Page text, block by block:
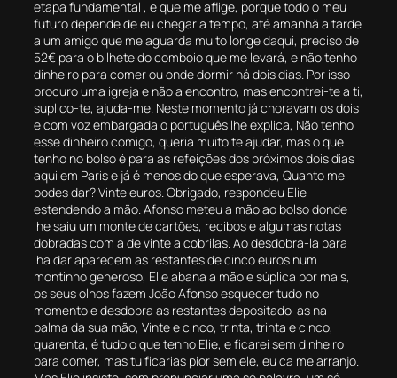
etapa fundamental , e que me aflige, porque todo o meu
futuro depende de eu chegar a tempo, até amanhã a tarde
a um amigo que me aguarda muito longe daqui, preciso de
52€ para o bilhete do comboio que me levará, e não tenho
dinheiro para comer ou onde dormir há dois dias. Por isso
procuro uma igreja e não a encontro, mas encontrei-te a ti,
suplico-te, ajuda-me. Neste momento já choravam os dois
e com voz embargada o português lhe explica, Não tenho
esse dinheiro comigo, queria muito te ajudar, mas o que
tenho no bolso é para as refeições dos próximos dois dias
aqui em Paris e já é menos do que esperava, Quanto me
podes dar? Vinte euros. Obrigado, respondeu Elie
estendendo a mão. Afonso meteu a mão ao bolso donde
lhe saiu um monte de cartões, recibos e algumas notas
dobradas com a de vinte a cobrilas. Ao desdobra-la para
lha dar aparecem as restantes de cinco euros num
montinho generoso, Elie abana a mão e súplica por mais,
os seus olhos fazem João Afonso esquecer tudo no
momento e desdobra as restantes depositado-as na
palma da sua mão, Vinte e cinco, trinta, trinta e cinco,
quarenta, é tudo o que tenho Elie, e ficarei sem dinheiro
para comer, mas tu ficarias pior sem ele, eu ca me arranjo.